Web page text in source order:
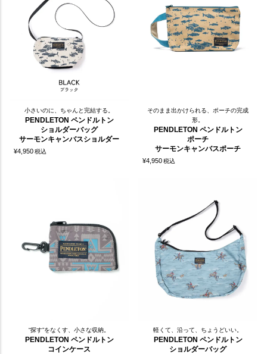
小さいのに、ちゃんと完結する。
PENDLETON ペンドルトン
ショルダーバッグ
サーモンキャンバスショルダー
¥4,950税込
そのまま出かけられる、ポーチの完成
形。
PENDLETON ペンドルトン
ポーチ
サーモンキャンバスポーチ
¥4,950税込
“探す”をなくす、小さな収納。
PENDLETON ペンドルトン
コインケース
軽くて、沿って、ちょうどいい。
PENDLETON ペンドルトン
ショルダーバッグ